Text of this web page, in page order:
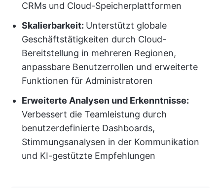
CRMs und Cloud-Speicherplattformen
Skalierbarkeit: Unterstützt globale
Geschäftstätigkeiten durch Cloud-
Bereitstellung in mehreren Regionen,
anpassbare Benutzerrollen und erweiterte
Funktionen für Administratoren
Erweiterte Analysen und Erkenntnisse:
Verbessert die Teamleistung durch
benutzerdefinierte Dashboards,
Stimmungsanalysen in der Kommunikation
und KI-gestützte Empfehlungen